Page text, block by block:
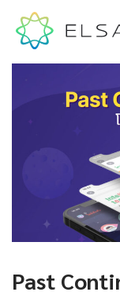
Past